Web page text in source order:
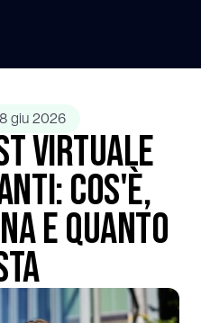
8 giu 2026
Virtuale
Cos'è,
e Quanto